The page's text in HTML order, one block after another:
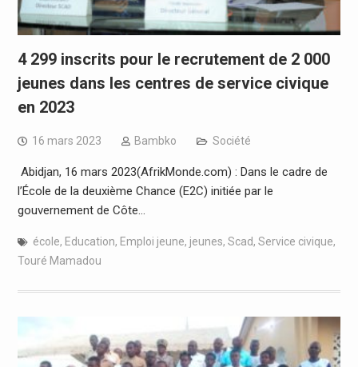
4 299 inscrits pour le recrutement de 2 000
jeunes dans les centres de service civique
en 2023
16 mars 2023 Bambko Société
Abidjan, 16 mars 2023(AfrikMonde.com) : Dans le cadre de
l’École de la deuxième Chance (E2C) initiée par le
gouvernement de Côte…
école, Education, Emploi jeune, jeunes, Scad, Service civique,
Touré Mamadou